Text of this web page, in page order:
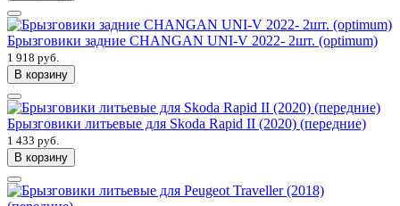
Брызговики задние CHANGAN UNI-V 2022- 2шт. (optimum)
1 918 руб.
В корзину
Брызговики литьевые для Skoda Rapid II (2020) (передние)
1 433 руб.
В корзину